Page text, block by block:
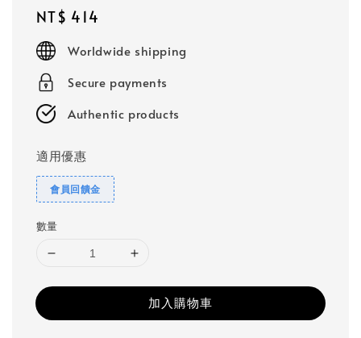
Regular
price
NT$ 414
Worldwide shipping
Secure payments
Authentic products
適用優惠
會員回饋金
數量
加入購物車